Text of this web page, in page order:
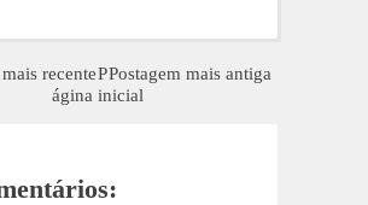
recente Postagem mais antiga
P
ágina inicial